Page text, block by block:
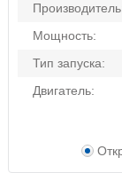
Мощность:
Тип запуска:
Двигатель: